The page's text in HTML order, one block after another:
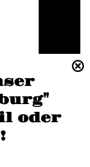
Update per E-Mail oder
!